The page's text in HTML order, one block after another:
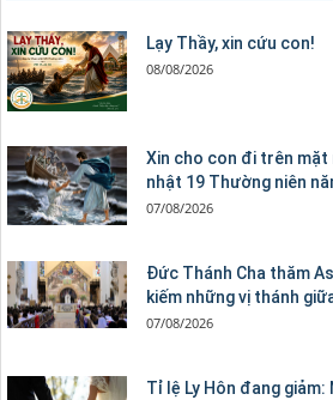
Lạy Thầy, xin cứu con!
08/08/2026
Xin cho con đi trên
nhật 19 Thường niên
07/08/2026
Đức Thánh Cha thăm
kiếm những vị thánh
07/08/2026
Tỉ lệ Ly Hôn đang